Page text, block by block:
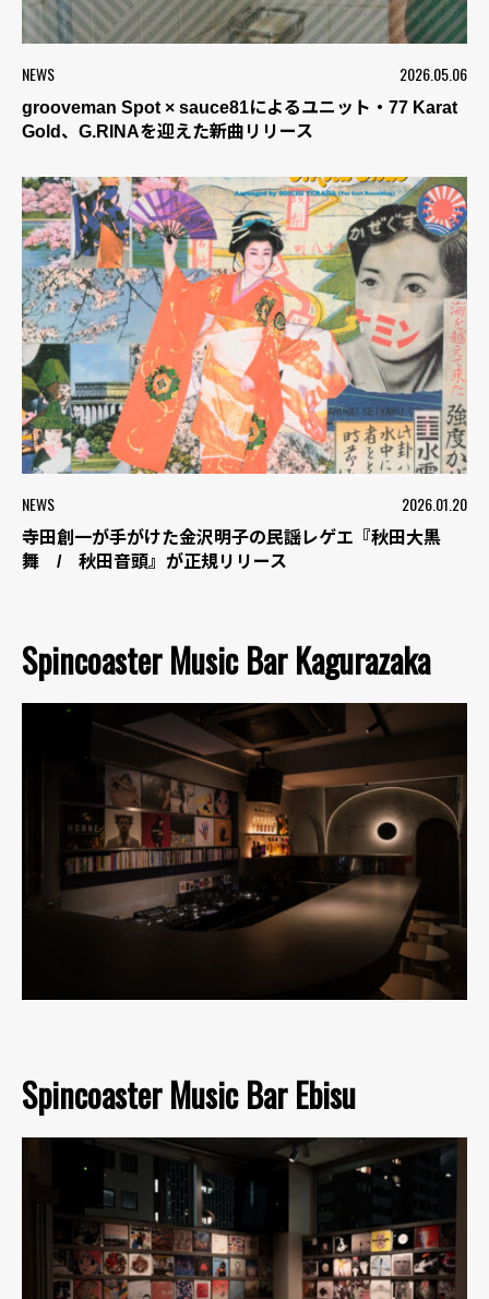
NEWS 2026.05.06
grooveman Spot × sauce81によるユニット・77 Karat
Gold、G.RINAを迎えた新曲リリース
NEWS 2026.01.20
寺田創一が手がけた金沢明子の民謡レゲエ『秋田大黒
舞 / 秋田音頭』が正規リリース
Spincoaster Music Bar Kagurazaka
Spincoaster Music Bar Ebisu